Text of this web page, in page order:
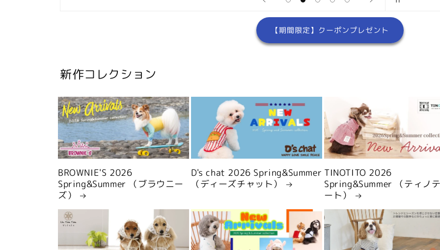
【期間限定】クーポンプレゼント
新作コレクション
BROWNIE'S 2026
Spring&Summer （ブラウニー
ズ）
D's chat 2026 Spring&Summer
（ディーズチャット）
TINOTITO 2026
Spring&Summer （ティノ
ート）